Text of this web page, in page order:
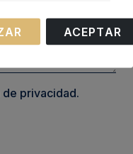
privacidad.
el
ACEPTAR